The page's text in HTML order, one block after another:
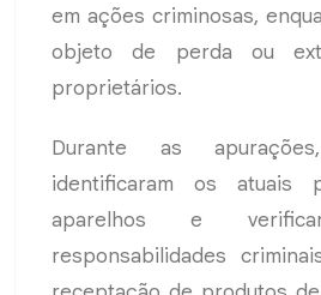
em ações criminosas,
objeto de perda ou
proprietários.
Durante as
identificaram os atuais
aparelhos e
responsabilidades